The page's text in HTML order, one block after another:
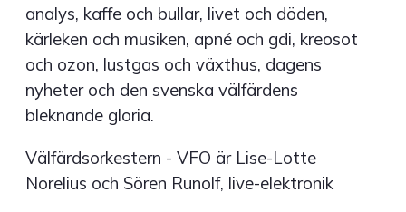
analys, kaffe och bullar, livet och döden,
kärleken och musiken, apné och gdi, kreosot
och ozon, lustgas och växthus, dagens
nyheter och den svenska välfärdens
bleknande gloria.
Välfärdsorkestern - VFO är Lise-Lotte
Norelius och Sören Runolf, live-elektronik